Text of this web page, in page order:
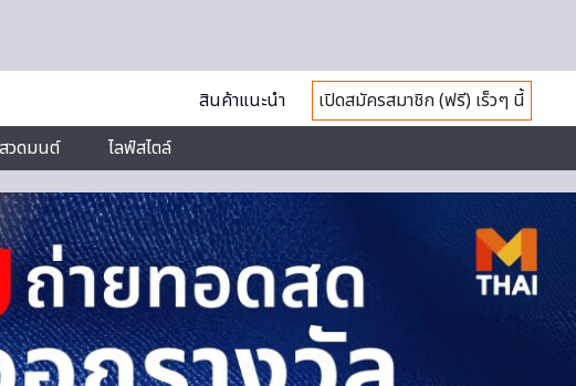
สินค้าแนะนำ
เปิดสมัครสมาชิก (ฟรี) เร็วๆ นี้
วดมนต์ ไลฟ์สไตล์